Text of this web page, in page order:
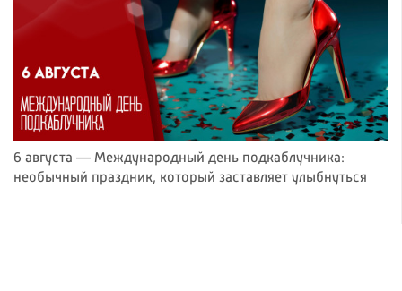
6 августа — Международный день подкаблучника:
необычный праздник, который заставляет улыбнуться